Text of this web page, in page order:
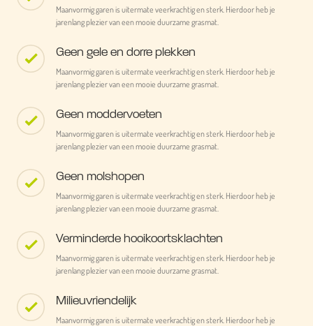
Maanvormig garen is uitermate veerkrachtig en sterk. Hierdoor heb je
jarenlang plezier van een mooie duurzame grasmat.
Geen gele en dorre plekken
Maanvormig garen is uitermate veerkrachtig en sterk. Hierdoor heb je
jarenlang plezier van een mooie duurzame grasmat.
Geen moddervoeten
Maanvormig garen is uitermate veerkrachtig en sterk. Hierdoor heb je
jarenlang plezier van een mooie duurzame grasmat.
Geen molshopen
Maanvormig garen is uitermate veerkrachtig en sterk. Hierdoor heb je
jarenlang plezier van een mooie duurzame grasmat.
Verminderde hooikoortsklachten
Maanvormig garen is uitermate veerkrachtig en sterk. Hierdoor heb je
jarenlang plezier van een mooie duurzame grasmat.
Milieuvriendelijk
Maanvormig garen is uitermate veerkrachtig en sterk. Hierdoor heb je